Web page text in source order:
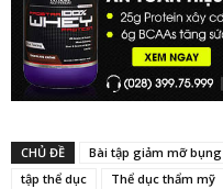
CHỦ ĐỀ Bài tập giảm mỡ bụng
tập thể dục
Thể dục thẩm mỹ